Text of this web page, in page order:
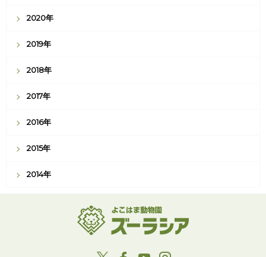
2020年
2019年
2018年
2017年
2016年
2015年
2014年